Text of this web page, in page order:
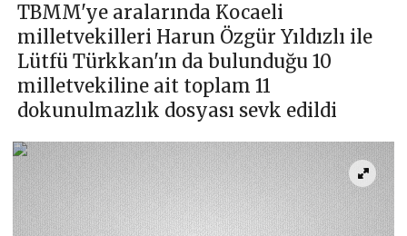
TBMM'ye aralarında Kocaeli
milletvekilleri Harun Özgür Yıldızlı ile
Lütfü Türkkan'ın da bulunduğu 10
milletvekiline ait toplam 11
dokunulmazlık dosyası sevk edildi